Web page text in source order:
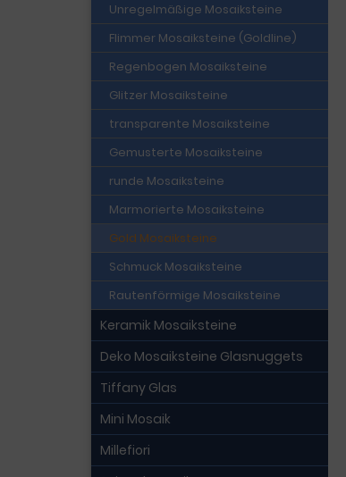
Unregelmäßige Mosaiksteine
Flimmer Mosaiksteine (Goldline)
Regenbogen Mosaiksteine
Glitzer Mosaiksteine
transparente Mosaiksteine
Gemusterte Mosaiksteine
runde Mosaiksteine
Marmorierte Mosaiksteine
Gold Mosaiksteine
Schmuck Mosaiksteine
Rautenförmige Mosaiksteine
Keramik Mosaiksteine
Deko Mosaiksteine Glasnuggets
Tiffany Glas
Mini Mosaik
Millefiori